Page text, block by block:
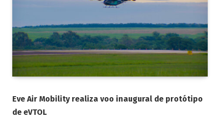
Eve Air Mobility realiza voo inaugural de protótipo
de eVTOL